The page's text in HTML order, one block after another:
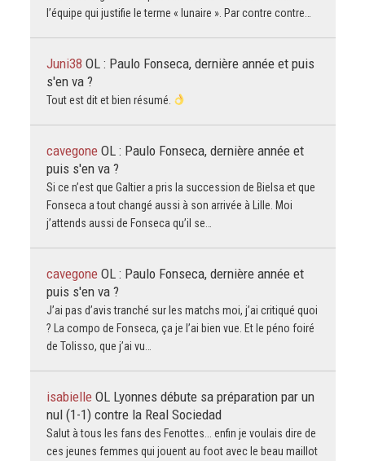
l’équipe qui justifie le terme « lunaire ». Par contre contre…
Juni38 OL : Paulo Fonseca, dernière année et puis
s'en va ?
Tout est dit et bien résumé.
cavegone OL : Paulo Fonseca, dernière année et
puis s'en va ?
Si ce n’est que Galtier a pris la succession de Bielsa et que
Fonseca a tout changé aussi à son arrivée à Lille. Moi
j’attends aussi de Fonseca qu’il se…
cavegone OL : Paulo Fonseca, dernière année et
puis s'en va ?
J’ai pas d’avis tranché sur les matchs moi, j’ai critiqué quoi
? La compo de Fonseca, ça je l’ai bien vue. Et le péno foiré
de Tolisso, que j’ai vu…
isabielle OL Lyonnes débute sa préparation par un
nul (1-1) contre la Real Sociedad
Salut à tous les fans des Fenottes... enfin je voulais dire de
ces jeunes femmes qui jouent au foot avec le beau maillot